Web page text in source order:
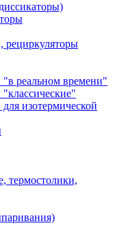
рециркуляторы
реальном времени"
изотермической
термостолики,